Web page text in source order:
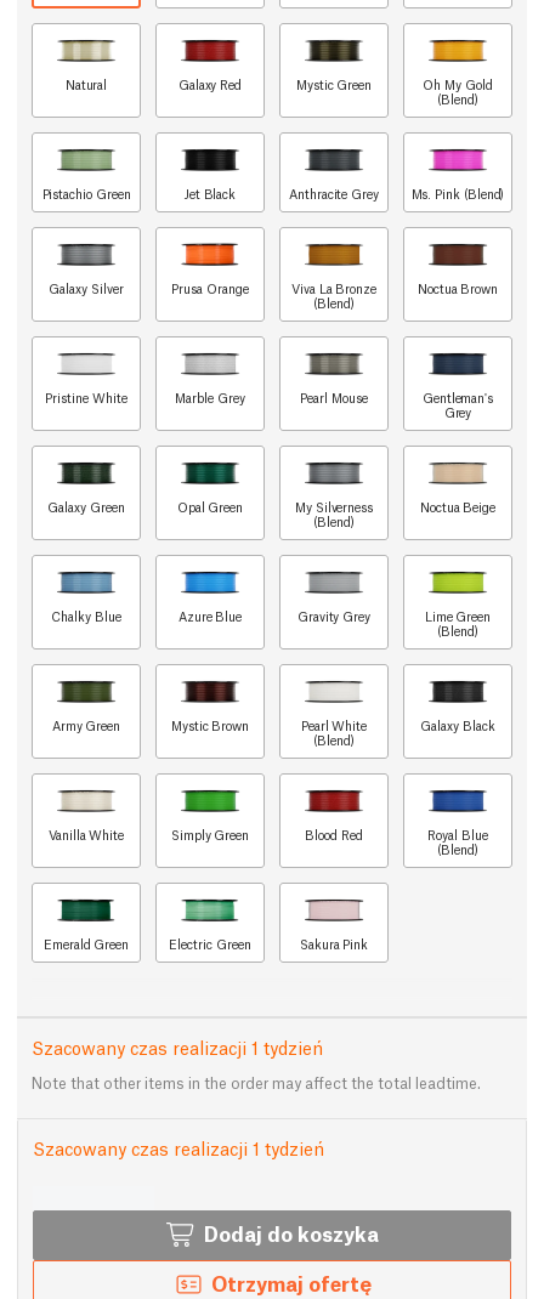
Natural Galaxy Red Mystic Green
Oh My Gold
(Blend)
Pistachio Green Jet Black Anthracite Grey Ms. Pink (Blend)
Galaxy Silver Prusa Orange
Viva La Bronze
(Blend)
Noctua Brown
Pristine White Marble Grey Pearl Mouse
Gentleman's
Grey
Galaxy Green Opal Green
My Silverness
(Blend)
Noctua Beige
Chalky Blue Azure Blue Gravity Grey
Lime Green
(Blend)
Army Green Mystic Brown
Pearl White
(Blend)
Galaxy Black
Vanilla White Simply Green Blood Red
Royal Blue
(Blend)
Emerald Green Electric Green Sakura Pink
Szacowany czas realizacji 1 tydzień
Note that other items in the order may affect the total leadtime.
Szacowany czas realizacji 1 tydzień
Dodaj do koszyka
Otrzymaj ofertę